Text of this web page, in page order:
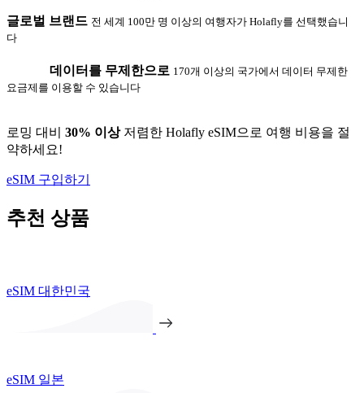
글로벌 브랜드 전 세계 100만 명 이상의 여행자가 Holafly를 선택했습니
다
데이터를 무제한으로 170개 이상의 국가에서 데이터 무제한
요금제를 이용할 수 있습니다
로밍 대비 30% 이상저렴한 Holafly eSIM으로 여행 비용을 절
약하세요!
eSIM 구입하기
추천 상품
eSIM 대한민국
eSIM 일본